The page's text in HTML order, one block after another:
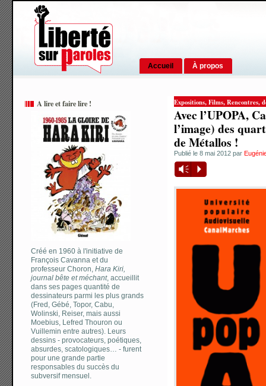
Accueil À propos
A lire et faire lire !
Créé en 1960 à l'initiative de
François Cavanna et du
professeur Choron, Hara Kiri,
journal bête et méchant, accueillit
dans ses pages quantité de
dessinateurs parmi les plus grands
(Fred, Gébé, Topor, Cabu,
Wolinski, Reiser, mais aussi
Moebius, Lefred Thouron ou
Vuillemin entre autres). Leurs
dessins - provocateurs, poétiques,
absurdes, scatologiques… - furent
pour une grande partie
responsables du succès du
subversif mensuel.
Expositions,Films,Rencontres,
Avec l’UPOPA,
l’image) des
de Métallos !
Publié le 8 mai 2012 par
Vm P